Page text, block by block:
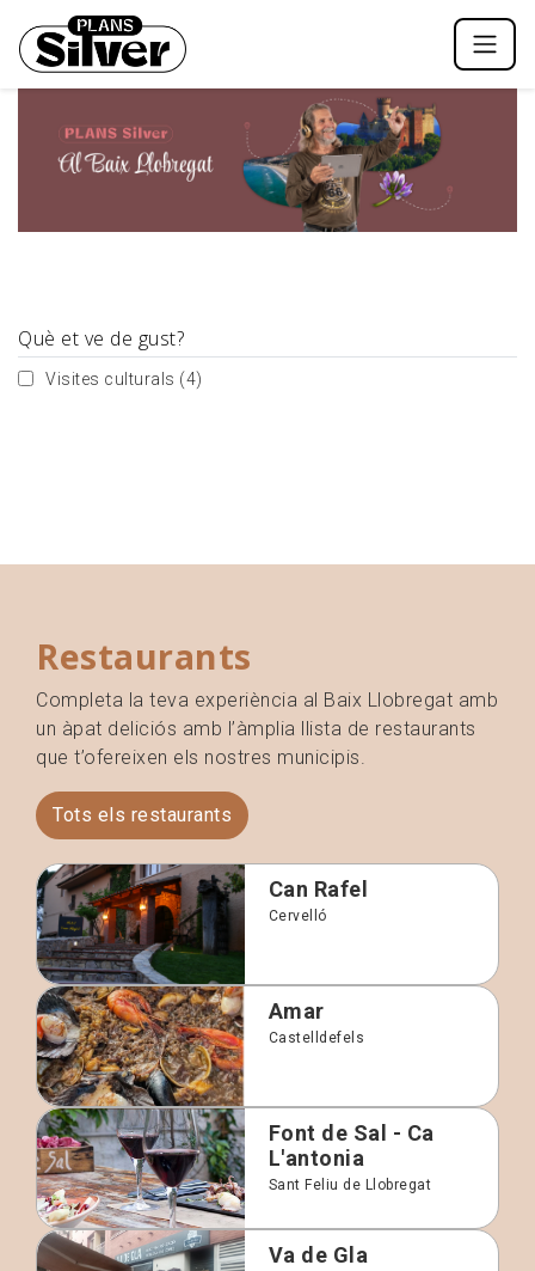
Què et ve de gust?
Visites culturals (4)
Restaurants
Completa la teva experiència al Baix Llobregat amb
un àpat deliciós amb l’àmplia llista de restaurants
que t’ofereixen els nostres municipis.
Tots els restaurants
Can Rafel
Cervelló
Amar
Castelldefels
Font de Sal - Ca
L'antonia
Sant Feliu de Llobregat
Va de Gla